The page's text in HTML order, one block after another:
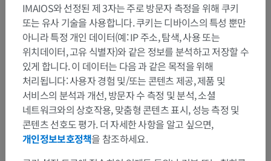
번역
문제를 발견하셨나요?
수정이나, 번역 또는 콘텐츠 개선에 제안이 있으면 언제든
연락 주세요.
IMAIOS와 선정된 제 3자는 주로 방문자 측정을 위해 쿠키
또는 유사 기술을 사용합니다. 쿠키는 디바이스의 특성 뿐만
아니라 특정 개인 데이터(예: IP 주소, 탐색, 사용 또는
위치데이터, 고유 식별자)와 같은 정보를 분석하고 저장할 수
있게 합니다. 이 데이터는 다음 과 같은 목적을 위해
처리됩니다: 사용자 경험 및/또는 콘텐츠 제공, 제품 및
서비스의 분석과 개선, 방문자 수 측정 및 분석, 소셜
네트워크와의 상호작용, 맞춤형 콘텐츠 표시, 성능 측정 및
콘텐츠 선호도 평가. 더 자세한 사항을 알고 싶으면,
개인정보보호정책을 참조하세요.